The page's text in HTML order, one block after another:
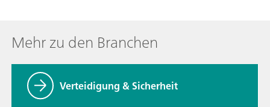
Mehr zu den Branchen
Verteidigung & Sicherheit